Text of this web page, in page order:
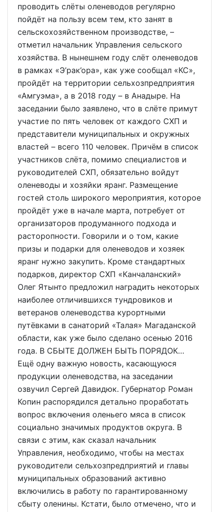
проводить слёты оленеводов регулярно
пойдёт на пользу всем тем, кто занят в
сельскохозяйственном производстве, –
отметил начальник Управления сельского
хозяйства. В нынешнем году слёт оленеводов
в рамках «Э’рак’ора», как уже сообщал «КС»,
пройдёт на территории сельхозпредприятия
«Амгуэма», а в 2018 году – в Анадыре. На
заседании было заявлено, что в слёте примут
участие по пять человек от каждого СХП и
представители муниципальных и окружных
властей – всего 110 человек. Причём в список
участников слёта, помимо специалистов и
руководителей СХП, обязательно войдут
оленеводы и хозяйки яранг. Размещение
гостей столь широкого мероприятия, которое
пройдёт уже в начале марта, потребует от
организаторов продуманного подхода и
расторопности. Говорили и о том, какие
призы и подарки для оленеводов и хозяек
яранг нужно закупить. Кроме стандартных
подарков, директор СХП «Канчаланский»
Олег Ятынто предложил наградить некоторых
наиболее отличившихся тундровиков и
ветеранов оленеводства курортными
путёвками в санаторий «Талая» Магаданской
области, как уже было сделано осенью 2016
года. В СБЫТЕ ДОЛЖЕН БЫТЬ ПОРЯДОК…
Ещё одну важную новость, касающуюся
продукции оленеводства, на заседании
озвучил Сергей Давидюк. Губернатор Роман
Копин распорядился детально проработать
вопрос включения оленьего мяса в список
социально значимых продуктов округа. В
связи с этим, как сказал начальник
Управления, необходимо, чтобы на местах
руководители сельхозпредприятий и главы
муниципальных образований активно
включились в работу по гарантированному
сбыту оленины. Кстати, было отмечено, что и